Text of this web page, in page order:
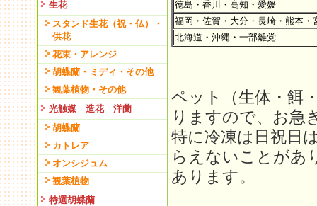
生花
スタンド生花（祝・仏）・
供花
花束・アレンジ
胡蝶蘭・ミディ・その他
観葉植物・その他
光触媒 造花 洋蘭
胡蝶蘭
カトレア
オンシジュム
観葉植物
特選胡蝶蘭
徳島・香川・高知・愛媛
福岡・佐賀・大分・長崎・熊本・
北海道・沖縄・一部離党
ペット（生体・餌
りますので、お急
特に冷凍は日祝日
らえないことがあ
あります。